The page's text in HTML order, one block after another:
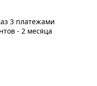
3 платежами
- 2 месяца